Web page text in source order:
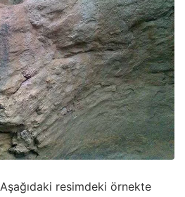
Aşağıdaki resimdeki örnekte